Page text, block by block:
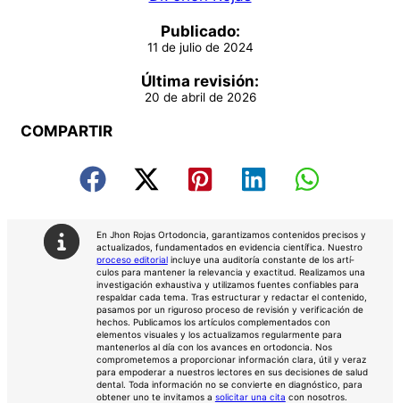
Publicado:
11 de julio de 2024
Última revisión:
20 de abril de 2026
COMPARTIR
En Jhon Rojas Ortodoncia, garantizamos contenidos precisos y
actualizados, fundamentados en evidencia científica. Nuestro
proceso editorialincluye una auditorí­a constante de los artí­
culos para mantener la relevancia y exactitud. Realizamos una
investigación exhaustiva y utilizamos fuentes confiables para
respaldar cada tema. Tras estructurar y redactar el contenido,
pasamos por un riguroso proceso de revisión y verificación de
hechos. Publicamos los artículos complementados con
elementos visuales y los actualizamos regularmente para
mantenerlos al día con los avances en ortodoncia. Nos
comprometemos a proporcionar información clara, útil y veraz
para empoderar a nuestros lectores en sus decisiones de salud
dental. Toda información no se convierte en diagnóstico, para
obtener uno te invitamos a solicitar una cita con nosotros.